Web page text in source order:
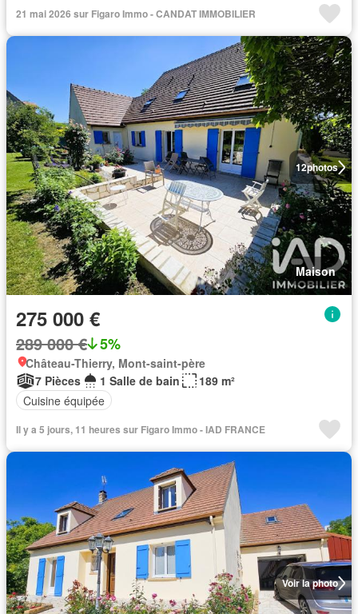
21 mai 2026 sur Figaro Immo - CANDAT IMMOBILIER
12photos
Maison
275 000 €
289 000 € 5%
Château-Thierry, Mont-saint-père
7 Pièces
1 Salle de bain
189 m²
Cuisine équipée
Il y a 5 jours, 11 heures sur Figaro Immo - IAD FRANCE
Voir la photo